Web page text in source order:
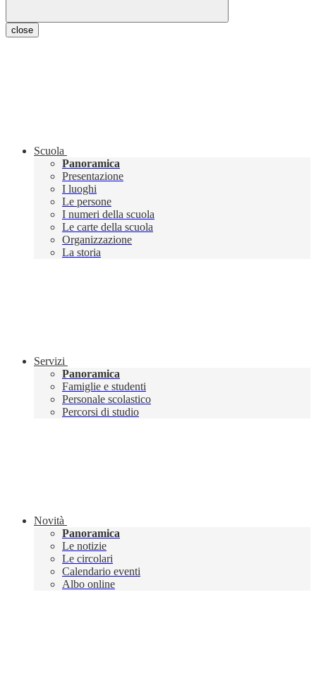
close
Scuola
Panoramica
Presentazione
I luoghi
Le persone
I numeri della scuola
Le carte della scuola
Organizzazione
La storia
Servizi
Panoramica
Famiglie e studenti
Personale scolastico
Percorsi di studio
Novità
Panoramica
Le notizie
Le circolari
Calendario eventi
Albo online